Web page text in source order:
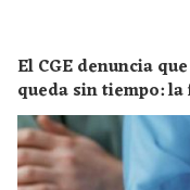
El CGE denuncia
queda sin tiempo:
supone un riesgo
población